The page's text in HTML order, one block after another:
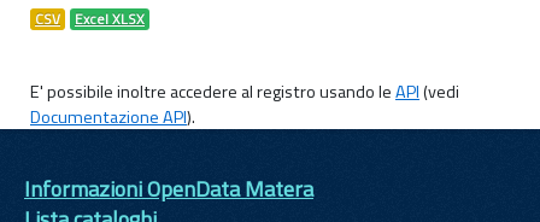
CSV Excel XLSX
E' possibile inoltre accedere al registro usando leAPI(vedi
Documentazione API).
Informazioni OpenData Matera